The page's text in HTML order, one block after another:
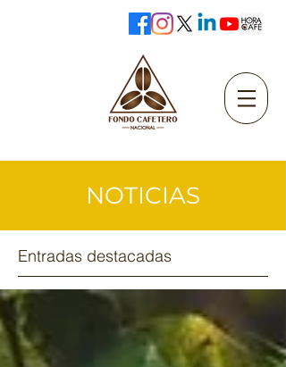
NOTICIAS
Entradas destacadas